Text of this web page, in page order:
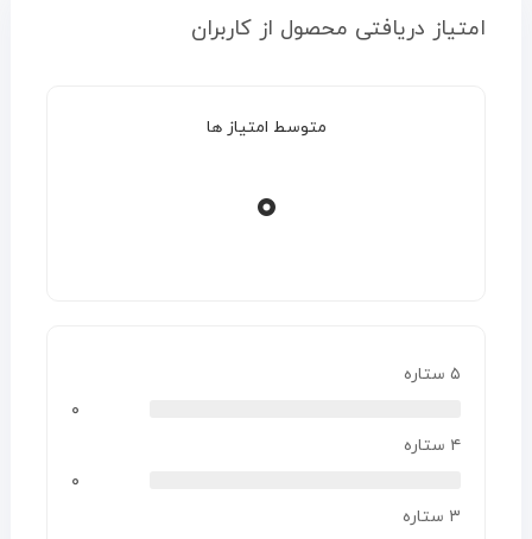
امتیاز دریافتی محصول از کاربران
متوسط امتیاز ها
۰
۵ ستاره
۰
۴ ستاره
۰
۳ ستاره